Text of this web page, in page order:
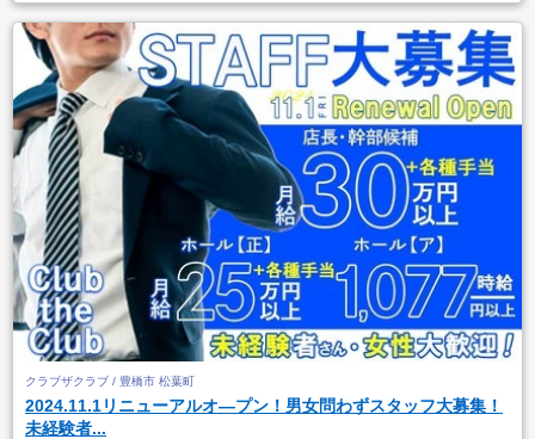
クラブザクラブ / 豊橋市 松葉町
2024.11.1リニューアルオ―プン！男女問わずスタッフ大募集！
未経験者...